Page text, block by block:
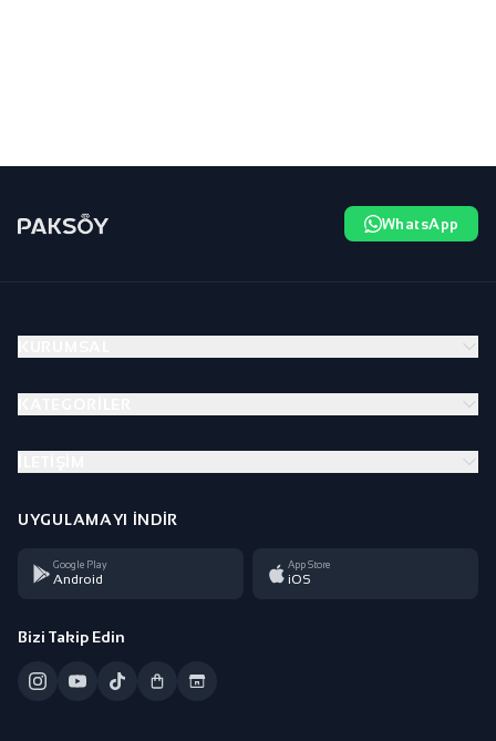
WhatsApp
UYGULAMAYI İNDIR
Google Play
Android
App Store
iOS
Bizi Takip Edin